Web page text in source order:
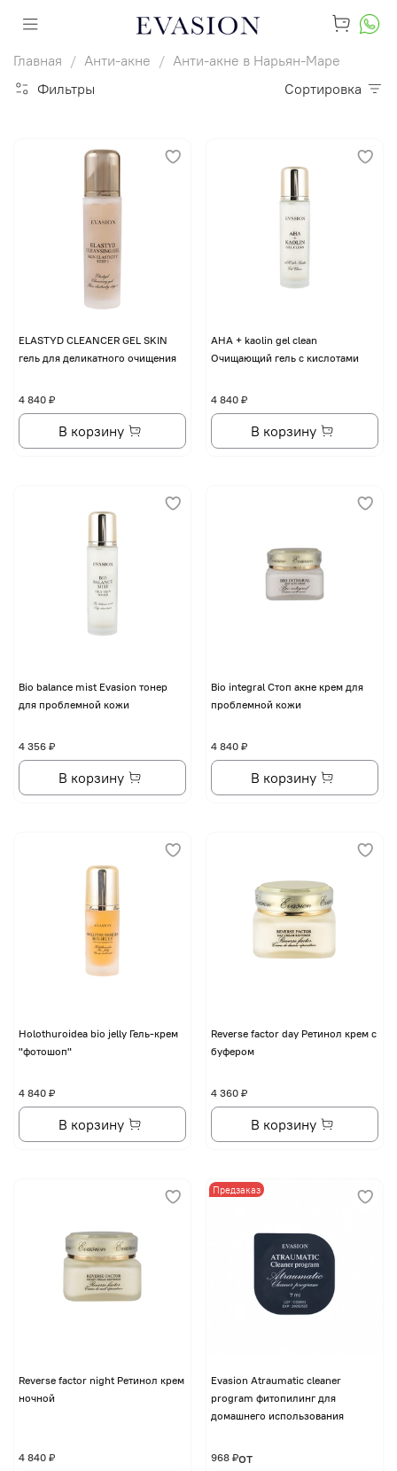
Главная Анти-акне
Анти-акне в Нарьян-Маре
Фильтры
Сортировка
ELASTYD CLEANCER GEL SKIN
гель для деликатного очищения
4 840 ₽
В корзину
AHA + kaolin gel clean
Очищающий гель с кислотами
4 840 ₽
В корзину
Bio balance mist Evasion тонер
для проблемной кожи
4 356 ₽
В корзину
Bio integral Стоп акне крем для
проблемной кожи
4 840 ₽
В корзину
Holothuroidea bio jelly Гель-крем
"фотошоп"
4 840 ₽
В корзину
Reverse factor day Ретинол крем с
буфером
4 360 ₽
В корзину
Reverse factor night Ретинол крем
ночной
4 840 ₽
Предзаказ
Evasion Atraumatic cleaner
program фитопилинг для
домашнего использования
от
968 ₽